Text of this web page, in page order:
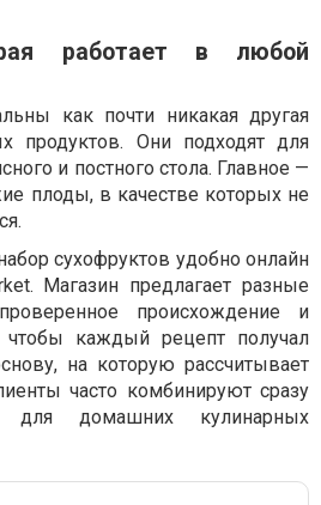
работает в любой
как почти никакая другая
продуктов. Они подходят для
и постного стола. Главное —
плоды, в качестве которых не
сухофруктов удобно онлайн
Магазин предлагает разные
происхождение и
чтобы каждый рецепт получал
на которую рассчитывает
часто комбинируют сразу
для домашних кулинарных